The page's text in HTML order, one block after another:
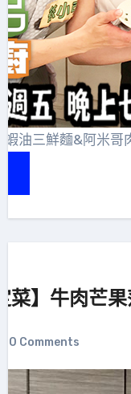
油三鮮麵&阿米哥
菜】牛肉芒
0 Comments